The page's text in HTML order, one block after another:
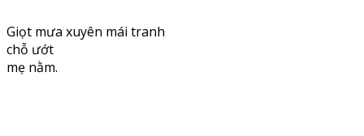
Giọt mưa xuyên mái tranh
chỗ ướt
mẹ nằm.